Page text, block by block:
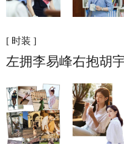
[ 时装 ]
左拥李易峰右抱胡